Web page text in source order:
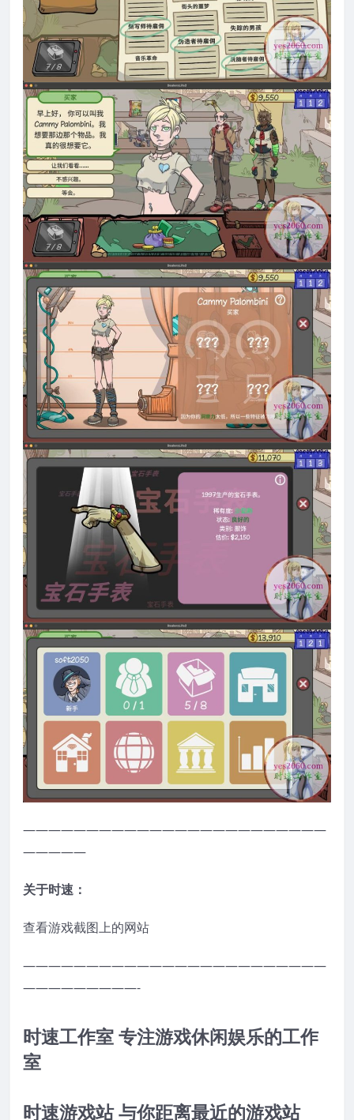
————————————————————————
—————
关于时速：
查看游戏截图上的网站
————————————————————————
—————————-
时速工作室 专注游戏休闲娱乐的工作
室
时速游戏站 与你距离最近的游戏站